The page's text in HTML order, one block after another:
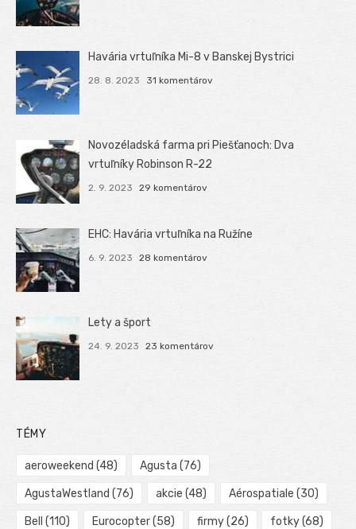
Havária vrtuľníka Mi-8 v Banskej Bystrici
28. 8. 2023 31 komentárov
Novozéladská farma pri Piešťanoch: Dva
vrtuľníky Robinson R-22
2. 9. 2023 29 komentárov
EHC: Havária vrtuľníka na Ružíne
6. 9. 2023 28 komentárov
Lety a šport
24. 9. 2023 23 komentárov
TÉMY
aeroweekend (48) Agusta (76)
AgustaWestland (76) akcie (48) Aérospatiale (30)
Bell (110) Eurocopter(58) firmy(26) fotky(68)